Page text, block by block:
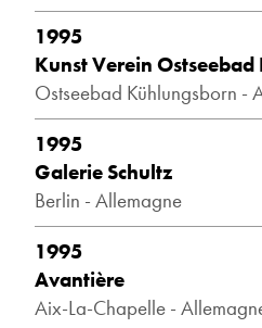
1995
Kunst Verein
Ostseebad Kühlungsborn -
1995
Galerie Schultz
Berlin - Allemagne
1995
Avantière
Aix-La-Chapelle -